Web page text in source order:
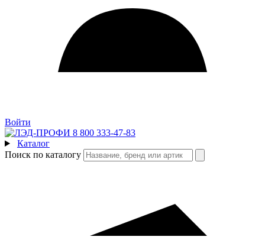
Войти
8 800 333-47-83
Каталог
Поиск по каталогу